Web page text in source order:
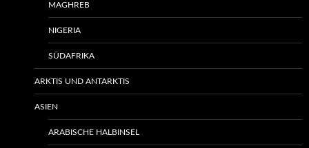
MAGHREB
NIGERIA
SÜDAFRIKA
ARKTIS UND ANTARKTIS
ASIEN
ARABISCHE HALBINSEL